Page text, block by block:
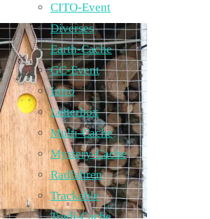
CITO-Event
Diverses
Earth-Cache
GC-Event
Intro
Letterbox
Multi-Cache
Mystery-Cache
Radfahren
Trackable